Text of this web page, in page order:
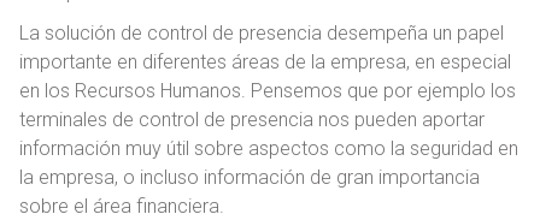
La solución de control de presencia desempeña un papel
importante en diferentes áreas de la empresa, en especial
en los Recursos Humanos. Pensemos que por ejemplo los
terminales de control de presencia nos pueden aportar
información muy útil sobre aspectos como la seguridad en
la empresa, o incluso información de gran importancia
sobre el área financiera.